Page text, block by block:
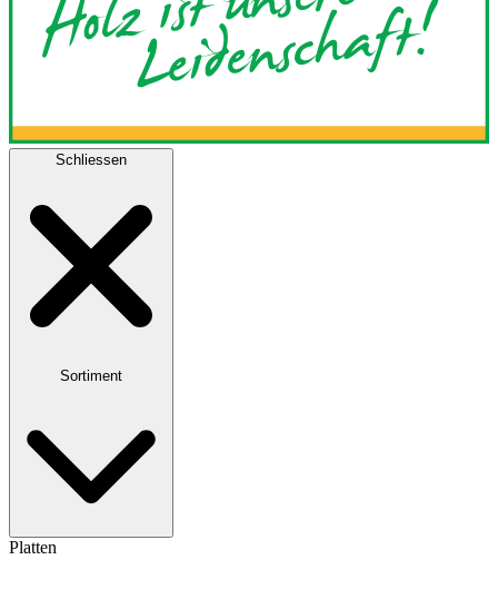
Schliessen
Sortiment
Platten